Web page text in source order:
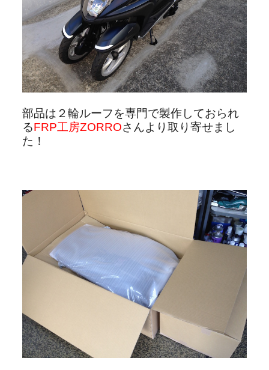
部品は２輪ルーフを専門で製作しておられ
るFRP工房ZORROさんより取り寄せまし
た！